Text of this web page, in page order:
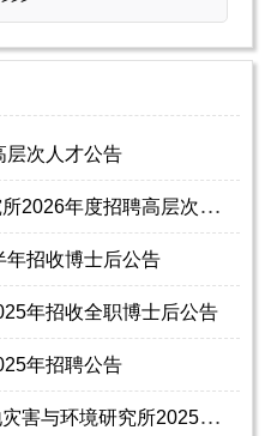
层次人才公告
中
国农业科学院都市农业研究所2026年度招聘高层次人才公告（含海外优青）
年招收博士后公告
年招收全职博士后公告
年招聘公告
中
国科学院、水利部成都山地灾害与环境研究所2025年度招聘编制内科研岗位人